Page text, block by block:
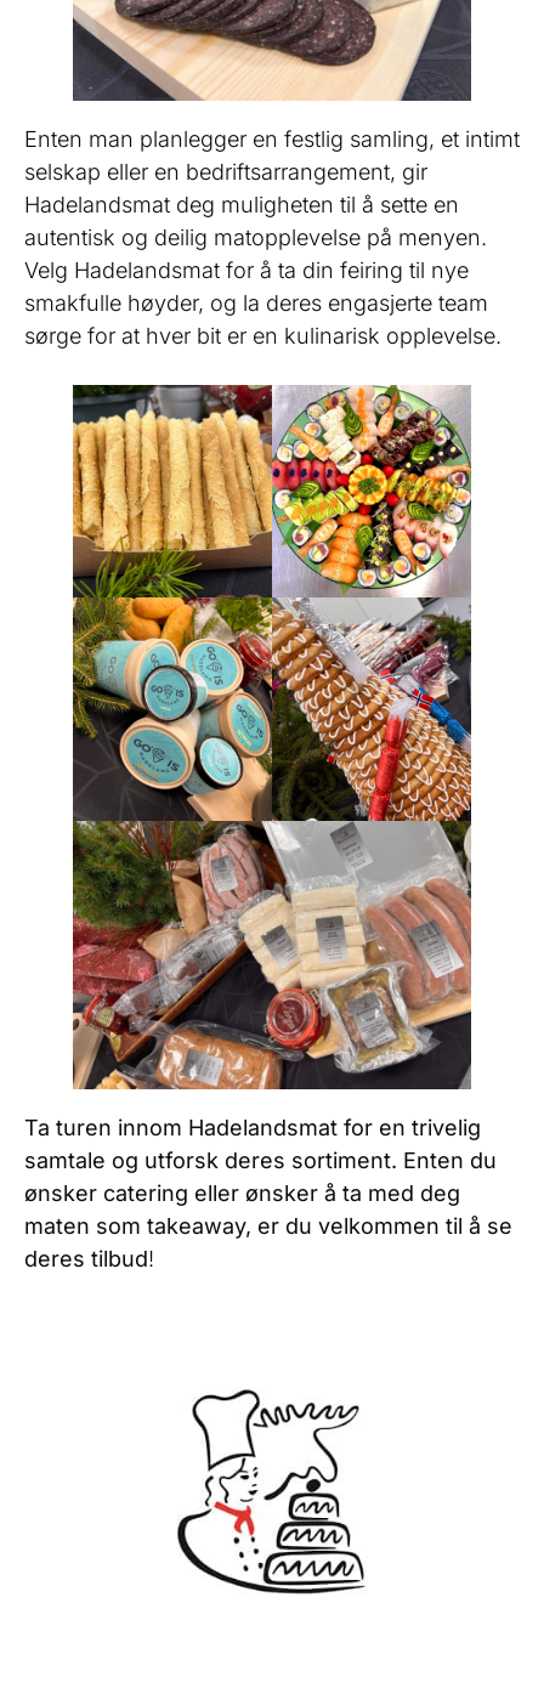
Enten man planlegger en festlig samling, et intimt
selskap eller en bedriftsarrangement, gir
Hadelandsmat deg muligheten til å sette en
autentisk og deilig matopplevelse på menyen.
Velg Hadelandsmat for å ta din feiring til nye
smakfulle høyder, og la deres engasjerte team
sørge for at hver bit er en kulinarisk opplevelse.
Ta turen innom Hadelandsmat for en trivelig
samtale og utforsk deres sortiment. Enten du
ønsker catering eller ønsker å ta med deg
maten som takeaway, er du velkommen til å se
deres tilbud!